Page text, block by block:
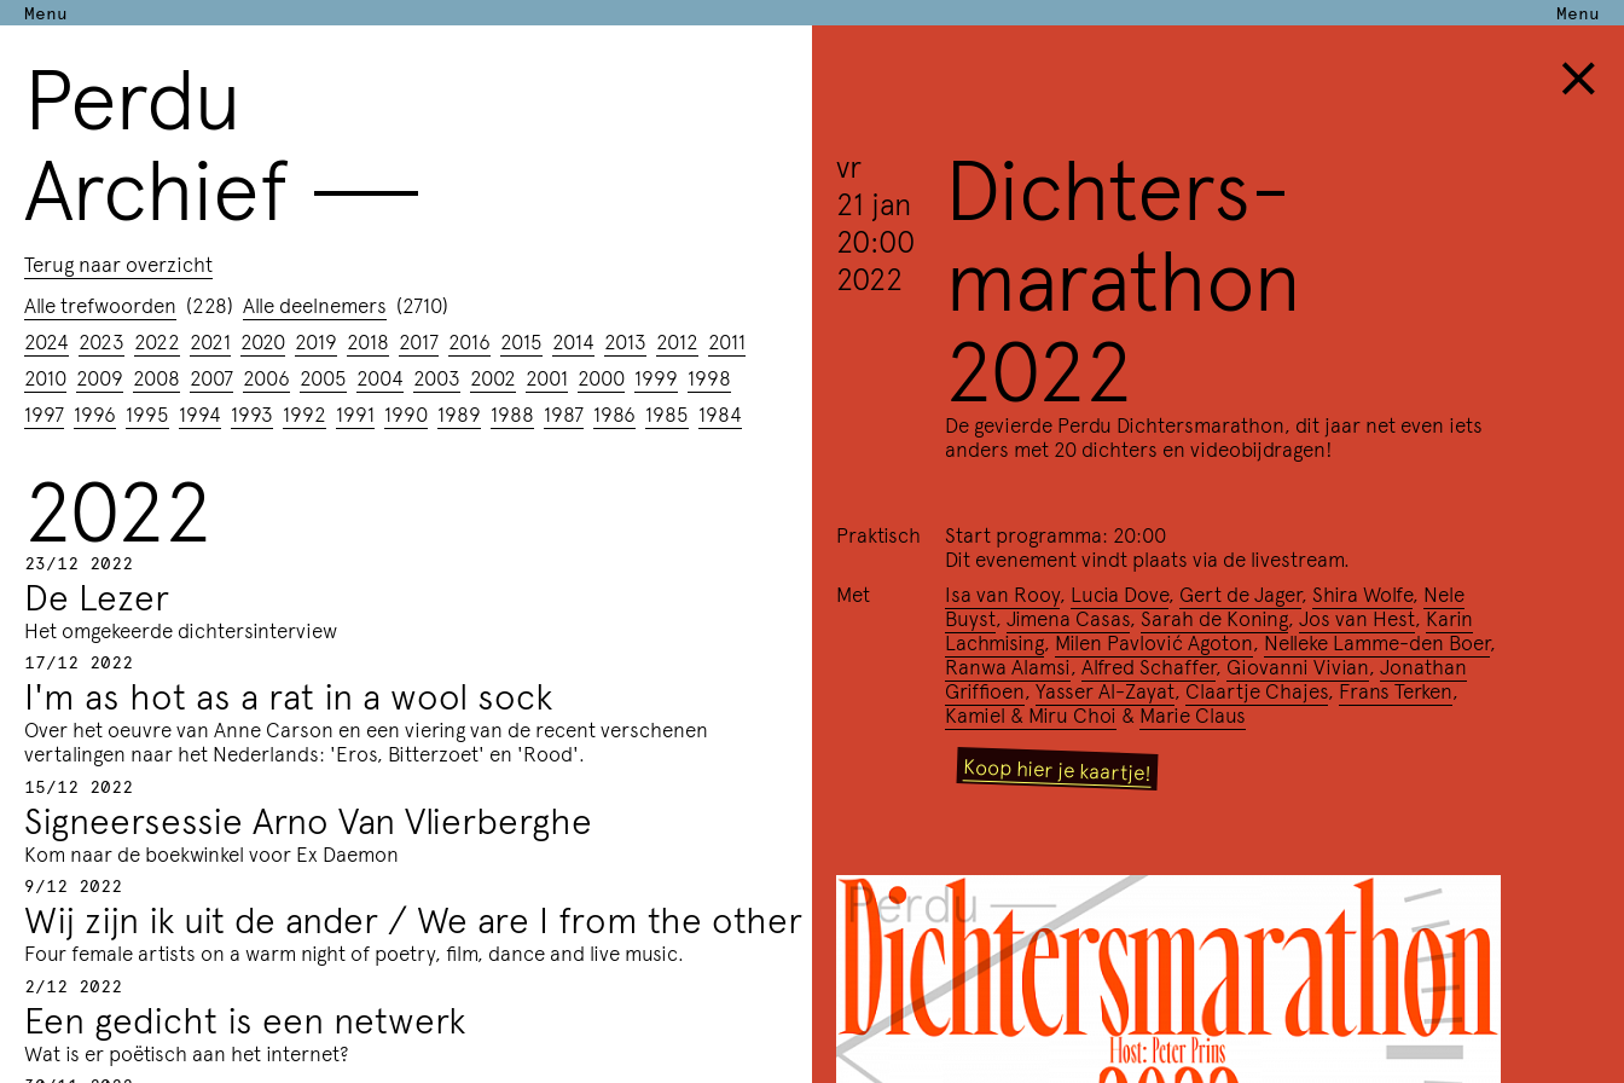
Menu Menu
Perdu
Archief —
Terug naar overzicht
Alle trefwoorden (228) Alle deelnemers (2710)
2024 2023 2022 2021 2020 2019 2018 2017 2016 2015 2014 2013 2012 2011
2010 2009 2008 2007 2006 2005 2004 2003 2002 2001 2000 1999 1998
1997 1996 1995 1994 1993 1992 1991 1990 1989 1988 1987 1986 1985 1984
2022
23/12 2022
De Lezer
Het omgekeerde dichtersinter­view
17/12 2022
I'm as hot as a rat in a wool sock
Over het oeuvre van Anne Carson en een viering van de recent verschenen
vertalingen naar het Nederlands: 'Eros, Bitterzoet' en 'Rood'.
15/12 2022
Signeersessie Arno Van Vlierberghe
Kom naar de boekwinkel voor Ex Daemon
9/12 2022
Wij zijn ik uit de ander / We are I from the other
Four female artists on a warm night of poetry, film, dance and live music.
2/12 2022
Een gedicht is een netwerk
Wat is er poëtisch aan het internet?
×
vr
21 jan
20:00
2022
Dichters­
marathon
2022
De gevierde Perdu Dichtersmarathon, dit jaar net even iets
anders met 20 dichters en videobijdragen!
Praktisch
Start programma: 20:00
Dit evenement vindt plaats via de livestream.
Met
Isa van Rooy, Lucia Dove, Gert de Jager, Shira Wolfe, Nele
Buyst,Jimena Casas,Sarah de Koning,Jos van Hest,Karin
Lachmising,Milen Pavlović Agoton,Nelleke Lamme-den Boer,
Ranwa Alamsi,Alfred Schaffer,Giovanni Vivian,Jonathan
Griffioen,Yasser Al-Zayat,Claartje Chajes,Frans Terken,
Kamiel & Miru Choi&Marie Claus
Koop hier je kaartje!